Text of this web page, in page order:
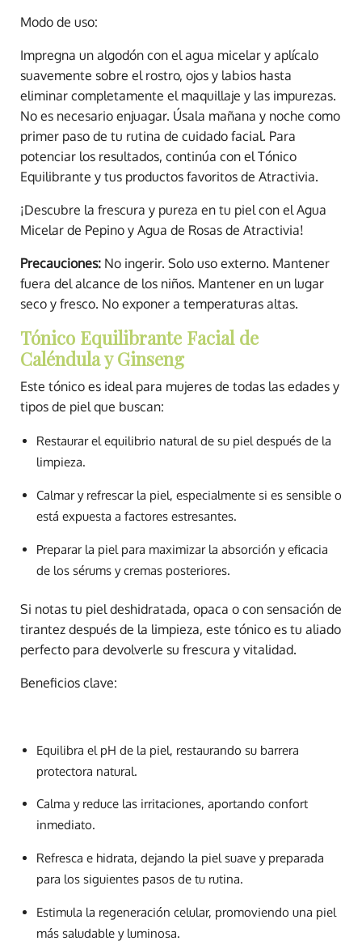
Modo de uso:
Impregna un algodón con el agua micelar y aplícalo
suavemente sobre el rostro, ojos y labios hasta
eliminar completamente el maquillaje y las impurezas.
No es necesario enjuagar. Úsala mañana y noche como
primer paso de tu rutina de cuidado facial. Para
potenciar los resultados, continúa con el Tónico
Equilibrante y tus productos favoritos de Atractivia.
¡Descubre la frescura y pureza en tu piel con el Agua
Micelar de Pepino y Agua de Rosas de Atractivia!
Precauciones: No ingerir. Solo uso externo. Mantener
fuera del alcance de los niños. Mantener en un lugar
seco y fresco. No exponer a temperaturas altas.
Tónico Equilibrante Facial de
Caléndula y Ginseng
Este tónico es ideal para mujeres de todas las edades y
tipos de piel que buscan:
Restaurar el equilibrio natural de su piel después de la
limpieza.
Calmar y refrescar la piel, especialmente si es sensible o
está expuesta a factores estresantes.
Preparar la piel para maximizar la absorción y eficacia
de los sérums y cremas posteriores.
Si notas tu piel deshidratada, opaca o con sensación de
tirantez después de la limpieza, este tónico es tu aliado
perfecto para devolverle su frescura y vitalidad.
Beneficios clave:
Equilibra el pH de la piel, restaurando su barrera
protectora natural.
Calma y reduce las irritaciones, aportando confort
inmediato.
Refresca e hidrata, dejando la piel suave y preparada
para los siguientes pasos de tu rutina.
Estimula la regeneración celular, promoviendo una piel
más saludable y luminosa.